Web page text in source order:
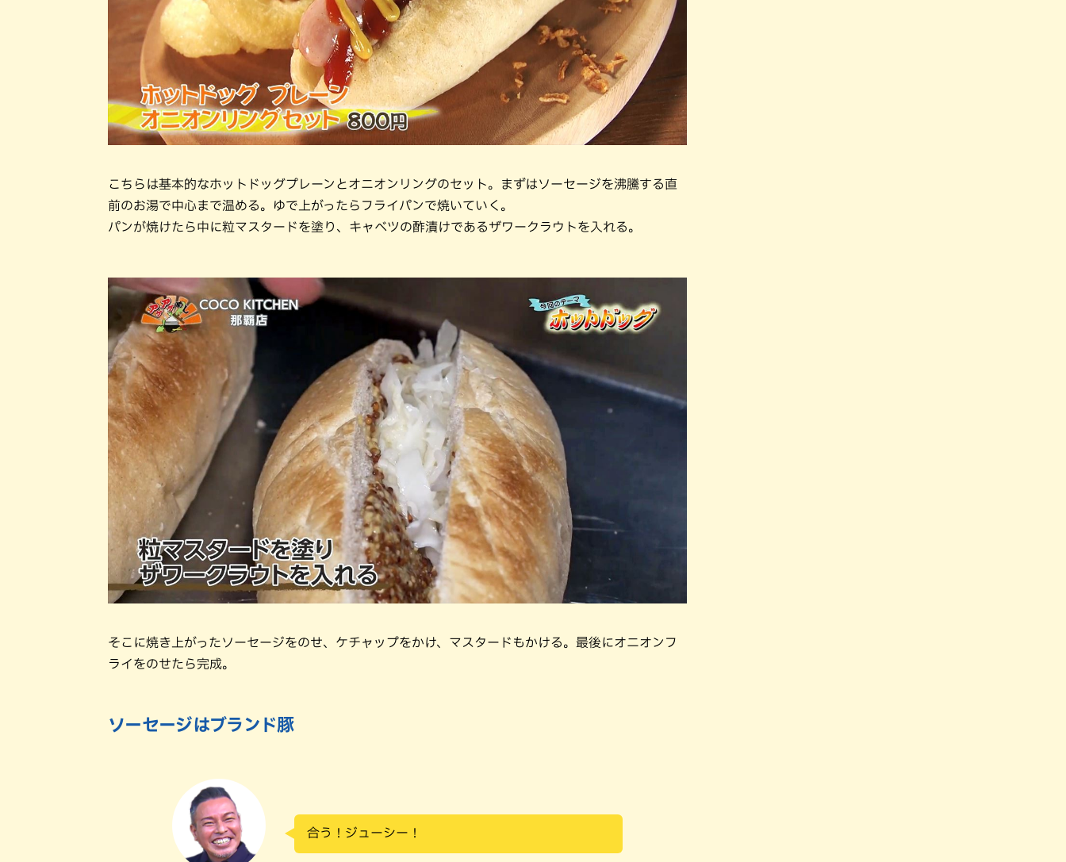
こちらは基本的なホットドッグプレーンとオニオンリングのセット。まずはソーセージを沸騰する直
前のお湯で中心まで温める。ゆで上がったらフライパンで焼いていく。
パンが焼けたら中に粒マスタードを塗り、キャベツの酢漬けであるザワークラウトを入れる。
そこに焼き上がったソーセージをのせ、ケチャップをかけ、マスタードもかける。最後にオニオンフ
ライをのせたら完成。
ソーセージはブランド豚
合う！ジューシー！